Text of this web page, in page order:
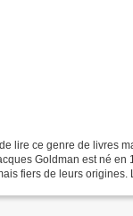
lire ce genre de livres
Goldman est né
fiers de leurs origines.